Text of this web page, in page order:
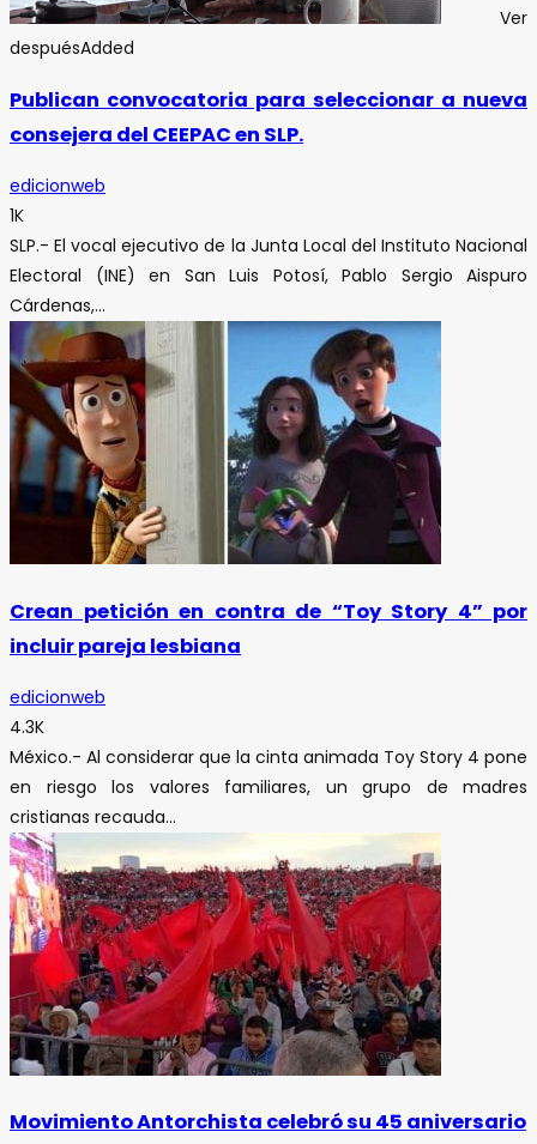
Ver
despuésAdded
Publican convocatoria para seleccionar a nueva
consejera del CEEPAC en SLP.
edicionweb
1K
SLP.- El vocal ejecutivo de la Junta Local del Instituto Nacional
Electoral (INE) en San Luis Potosí, Pablo Sergio Aispuro
Cárdenas,...
Crean petición en contra de “Toy Story 4” por
incluir pareja lesbiana
edicionweb
4.3K
México.- Al considerar que la cinta animada Toy Story 4 pone
en riesgo los valores familiares, un grupo de madres
cristianas recauda...
Movimiento Antorchista celebró su 45 aniversario